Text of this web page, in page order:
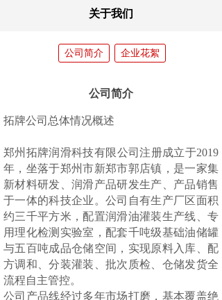
关于我们
公司简介 企业花絮
公司简介
拓牌公司总体情况概述
郑州拓牌润滑科技有限公司注册成立于2019
年，坐落于郑州市新郑市郭店镇，是一家集
新材料研发、润滑产品研发生产、产品销售
于一体的科技企业。公司自有生产厂区面积
约三千平方米，配置润滑油灌装生产线、专
用理化检测实验室，配套千吨级基础油储罐
与五百吨成品仓储空间，实现原料入库、配
方调和、分装灌装、批次质检、仓储发货全
流程自主管控。
公司产品线经过多年市场打磨，基本覆盖绝